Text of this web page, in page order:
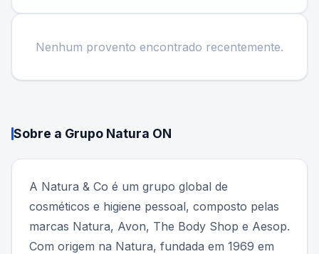
Nenhum provento encontrado recentemente.
Sobre a Grupo Natura ON
A Natura & Co é um grupo global de
cosméticos e higiene pessoal, composto pelas
marcas Natura, Avon, The Body Shop e Aesop.
Com origem na Natura, fundada em 1969 em